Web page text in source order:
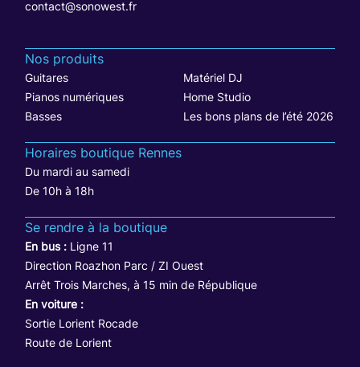
contact@sonowest.fr
Nos produits
Guitares
Matériel DJ
Pianos numériques
Home Studio
Basses
Les bons plans de l’été 2026
Horaires boutique Rennes
Du mardi au samedi
De 10h à 18h
Se rendre à la boutique
En bus : Ligne 11
Direction Roazhon Parc / ZI Ouest
Arrêt Trois Marches, à 15 min de République
En voiture :
Sortie Lorient Rocade
Route de Lorient